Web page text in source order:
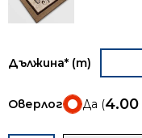
Дължина* (m)
Оверлог Да (4.00